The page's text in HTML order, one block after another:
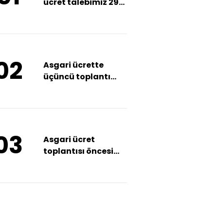
Asgari ücrette
üçüncü toplantı
Asgari ücret
toplantısı öncesi